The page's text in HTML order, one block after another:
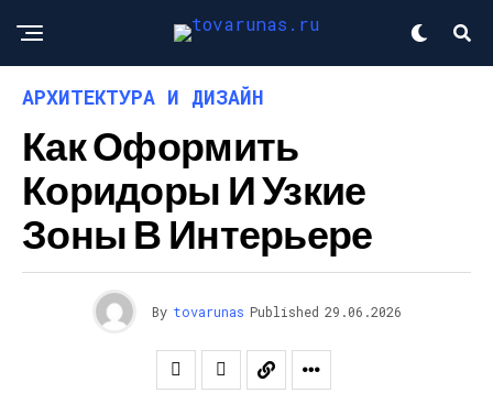
АРХИТЕКТУРА И ДИЗАЙН
Как Оформить
Коридоры И Узкие
Зоны В Интерьере
By tovarunas Published 29.06.2026